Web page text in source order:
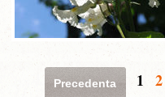
Precedenta 1 2